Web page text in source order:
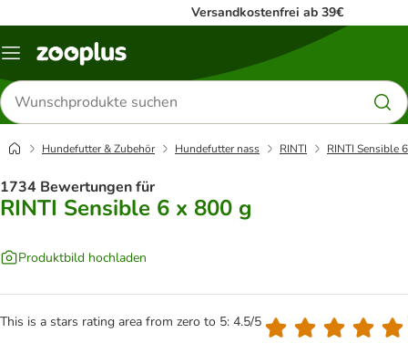
Versandkostenfrei ab 39€
Menü
Produkte
suchen
Hundefutter & Zubehör Hundefutter nass RINTI RINTI Sensible
1734 Bewertungen für
RINTI Sensible 6 x 800 g
Produktbild hochladen
This is a stars rating area from zero to 5: 4.5/5